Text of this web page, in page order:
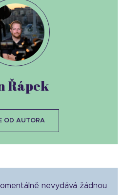
nevydává žádnou
Řápek
OD AUTORA